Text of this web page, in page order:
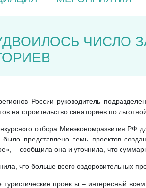
ЧИСЛО
России руководитель
на строительство санаториев по
отбора Минэкономразвития РФ
было представлено семь проектов
– сообщила она и уточнила, что
что больше всего оздоровительных
туристические проекты – интересный